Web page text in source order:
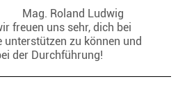
Mag. Roland Ludwig
freuen uns sehr, dich bei
zu können und
der Durchführung!